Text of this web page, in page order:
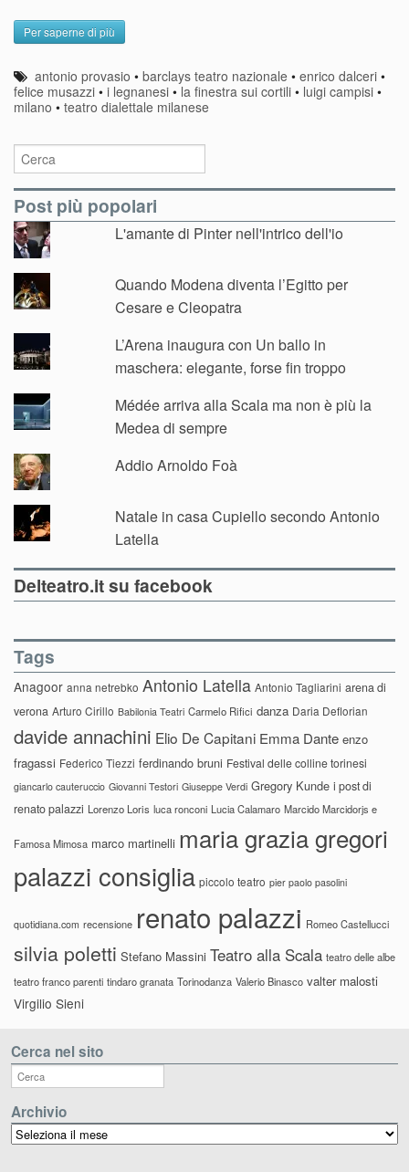
Per saperne di più
antonio provasio •barclays teatro nazionale •enrico dalceri •
felice musazzi • i legnanesi • la finestra sui cortili • luigi campisi •
milano • teatro dialettale milanese
Post più popolari
L'amante di Pinter nell'intrico dell'io
Quando Modena diventa l’Egitto per
Cesare e Cleopatra
L’Arena inaugura con Un ballo in
maschera: elegante, forse fin troppo
Médée arriva alla Scala ma non è più la
Medea di sempre
Addio Arnoldo Foà
Natale in casa Cupiello secondo Antonio
Latella
Delteatro.it su facebook
Tags
Anagoor anna netrebko Antonio Latella Antonio Tagliarini arena di
verona Arturo Cirillo Babilonia Teatri Carmelo Rifici danza Daria Deflorian
davide annachini Elio De Capitani Emma Dante enzo
fragassi Federico Tiezzi ferdinando bruni Festival delle colline torinesi
giancarlo cauteruccio Giovanni Testori Giuseppe Verdi Gregory Kunde i post di
renato palazzi Lorenzo Loris luca ronconi Lucia Calamaro Marcido Marcidorjs e
Famosa Mimosa marco martinelli maria grazia gregori
palazzi consiglia piccolo teatro pier paolo pasolini
quotidiana.com recensione renato palazzi Romeo Castellucci
silvia poletti Stefano Massini Teatro alla Scala teatro delle albe
teatro franco parenti tindaro granata Torinodanza Valerio Binasco valter malosti
Virgilio Sieni
Cerca nel sito
Archivio
Archivio